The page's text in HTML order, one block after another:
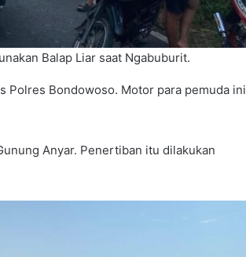
Balap Liar saat Ngabuburit.
Polres Bondowoso. Motor para pemuda ini
Anyar. Penertiban itu dilakukan